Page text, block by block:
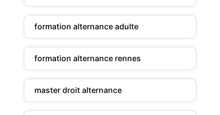
formation alternance adulte
formation alternance rennes
master droit alternance